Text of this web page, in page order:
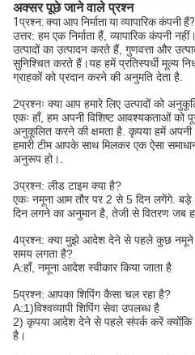
अक्सर पूछे जाने वाले प्रश्न
1प्रश्न: क्या आप निर्माता या व्यापारिक कंपनी हैं?
उत्तर: हम एक निर्माता हैं, व्यापारिक कंपनी
उत्पादों का उत्पादन करते हैं, गुणवत्ता और
सुनिश्चित करते हैं।यह हमें प्रतिस्पर्धी मूल्य
ग्राहकों को प्रदान करने की अनुमति देता है.
2प्रश्नः क्या आप हमारे लिए उत्पादों को
एकः हाँ, हम अपनी विशिष्ट आवश्यकताओं को
अनुकूलित करने की क्षमता है. कृपया हमें
हमारी टीम आपके साथ मिलकर एक ऐसा
अनुरूप हो।.
3प्रश्न: लीड टाइम क्या है?
एकः नमूना आम तौर पर 2 से 5 दिन लगेंगे.
दिन लगने का अनुमान है, तेजी से वितरण जब
4प्रश्न: क्या मुझे आदेश देने से पहले कुछ नमूने
समय लगता है?
A:हाँ, नमूना आदेश स्वीकार किया जाता है
5प्रश्न: आपका शिपिंग कैसा चल रहा है?
A:1)विश्वव्यापी शिपिंग सेवा उपलब्ध है
2) कृपया आदेश देने से पहले संपर्क करें क्योंकि
है।